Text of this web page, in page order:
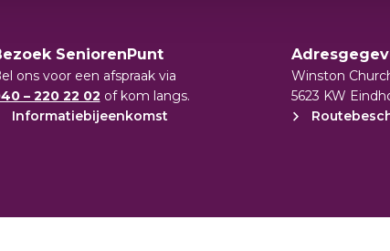
in gebouw Veldwijzer
van Langer Thuis Wijzer zijn er voor u. En
van een kopje koffie. Langer Thuis Wijzer is
dinsdagmiddag.
SeniorenPunt
ons voor een afspraak via
– 220 22 02 of kom langs.
Informatiebijeenkomst
Winston
5623 KW